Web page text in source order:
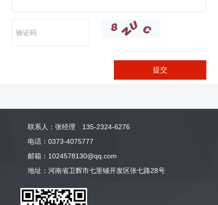
提交
联系人：张经理 135-2324-6276
电话：0373-4075777
邮箱：1024578130@qq.com
地址：河南省卫辉市七里铺开发区张七路28号